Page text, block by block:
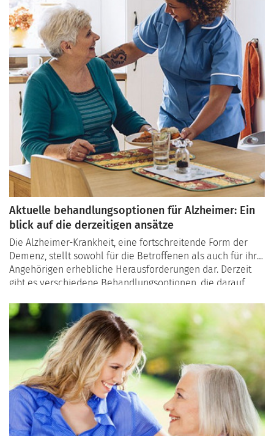
Aktuelle behandlungsoptionen für Alzheimer: Ein
blick auf die derzeitigen ansätze
Die Alzheimer-Krankheit, eine fortschreitende Form der
Demenz, stellt sowohl für die Betroffenen als auch für ihre
Angehörigen erhebliche Herausforderungen dar. Derzeit
gibt es verschiedene Behandlungsoptionen, die darauf
Symptome zu lindern und die Lebensqualität der
Betroffenen zu verbessern. Dieser Artikel gibt einen
Überblick über die wichtigsten derzeit verfügbaren
Behandlungsoptionen.